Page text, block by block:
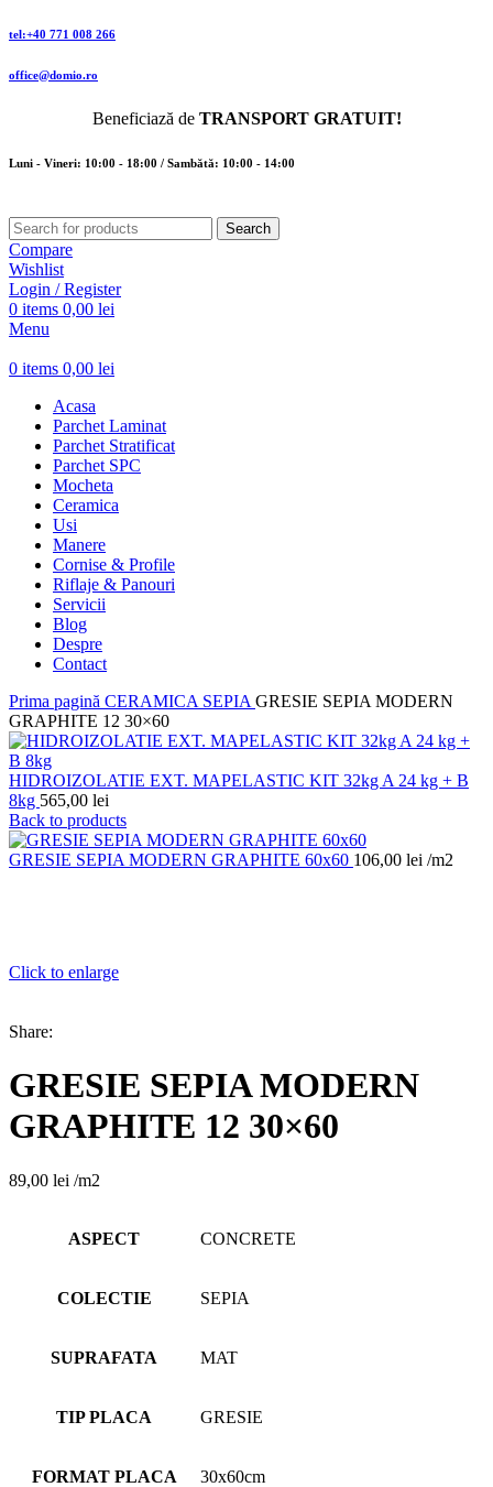
tel:+40 771 008 266
office@domio.ro
Beneficiază de TRANSPORT GRATUIT!
Luni - Vineri: 10:00 - 18:00 / Sambătă: 10:00 - 14:00
Search
Compare
Wishlist
Login / Register
0 items 0,00 lei
Menu
0 items 0,00 lei
Acasa
Parchet Laminat
Parchet Stratificat
Parchet SPC
Mocheta
Ceramica
Usi
Manere
Cornise & Profile
Riflaje & Panouri
Servicii
Blog
Despre
Contact
Prima pagină CERAMICA SEPIA GRESIE SEPIA MODERN
GRAPHITE 12 30×60
HIDROIZOLATIE EXT. MAPELASTIC KIT 32kg A 24 kg + B
8kg 565,00 lei
Back to products
GRESIE SEPIA MODERN GRAPHITE 60x60 106,00 lei /m2
Click to enlarge
Share:
GRESIE SEPIA MODERN
GRAPHITE 12 30×60
89,00 lei /m2
ASPECT CONCRETE
COLECTIE SEPIA
SUPRAFATA MAT
TIP PLACA GRESIE
FORMAT PLACA 30x60cm